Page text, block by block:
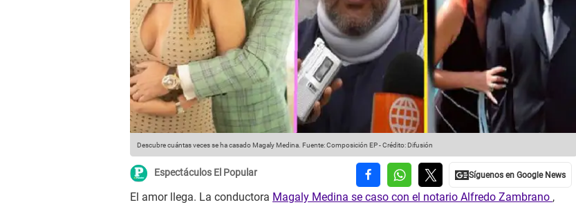
Descubre cuántas veces se ha casado Magaly Medina. Fuente: Composición EP-Crédito: Difusión
Espectáculos El Popular
El amor llega. La conductora Magaly Medina se caso con el notario Alfredo Zambrano ,